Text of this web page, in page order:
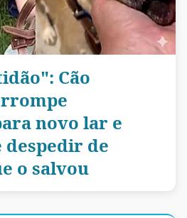
Cão
novo lar e
despedir de
o salvou